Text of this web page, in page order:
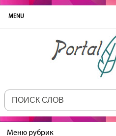
MENU
Меню рубрик